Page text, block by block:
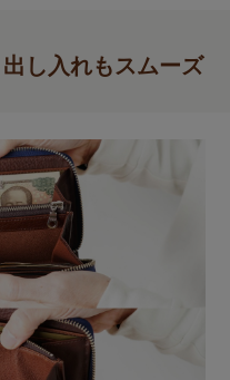
し入れもスムーズ